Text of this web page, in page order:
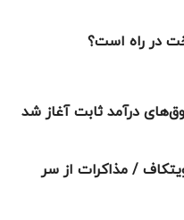
در راه است؟
درآمد ثابت آغاز شد
/ مذاکرات از سر